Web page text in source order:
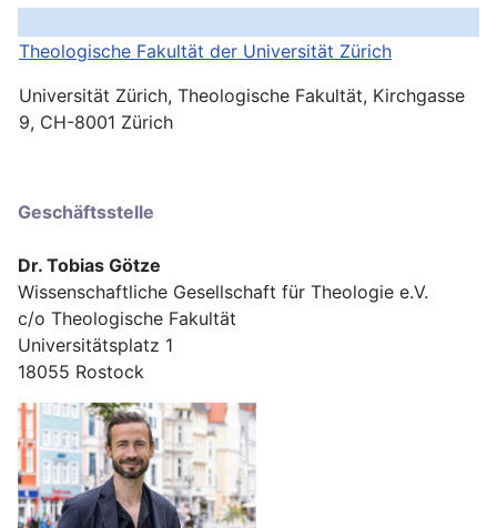
Theologische Fakultät der Universität Zürich
Universität Zürich, Theologische Fakultät, Kirchgasse
9, CH-8001 Zürich
Geschäftsstelle
Dr. Tobias Götze
Wissenschaftliche Gesellschaft für Theologie e.V.
c/o Theologische Fakultät
Universitätsplatz 1
18055 Rostock